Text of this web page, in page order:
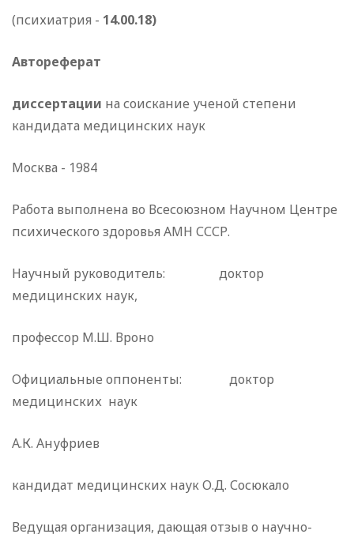
(психиатрия - 14.00.18)
Автореферат
диссертации на соискание ученой степени
кандидата медицинских наук
Москва - 1984
Работа выполнена во Всесоюзном Научном Центре
психи­ческого здоровья АМН СССР.
Научный руководитель: доктор
медицинских наук,
профессор М.Ш. Вроно
Официальные оппоненты: доктор
медицинских наук
А.К. Ануфриев
кандидат медицинских наук О.Д. Сосюкало
Ведущая организация, дающая отзыв о научно-